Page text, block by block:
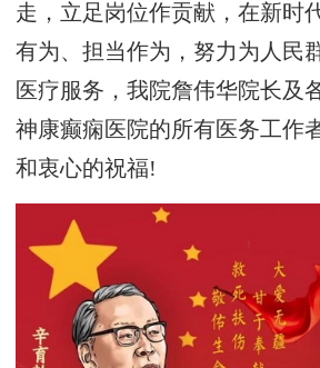
走，立足岗位作贡献，在新时
有为、担当作为，努力为人民
医疗服务，我院詹伟华院长及
神康癫痫医院的所有医务工作
和衷心的祝福!